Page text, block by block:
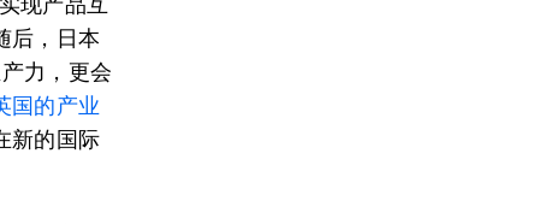
后，日本
力，更会
国的产业
新的国际